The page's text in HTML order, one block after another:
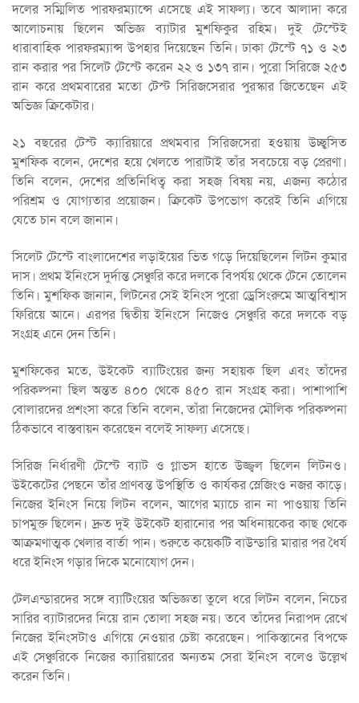
দলের সম্মিলিত পারফরম্যান্সে এসেছে এই সাফল্য। তবে আলাদা করে
আলোচনায় ছিলেন অভিজ্ঞ ব্যাটার মুশফিকুর রহিম। দুই টেস্টেই
ধারাবাহিক পারফরম্যান্স উপহার দিয়েছেন তিনি। ঢাকা টেস্টে ৭১ ও ২৩
রান করার পর সিলেট টেস্টে করেন ২২ ও ১৩৭ রান। পুরো সিরিজে ২৫৩
রান করে প্রথমবারের মতো টেস্ট সিরিজসেরার পুরস্কার জিতেছেন এই
অভিজ্ঞ ক্রিকেটার।
২১ বছরের টেস্ট ক্যারিয়ারে প্রথমবার সিরিজসেরা হওয়ায় উচ্ছ্বসিত
মুশফিক বলেন, দেশের হয়ে খেলতে পারাটাই তাঁর সবচেয়ে বড় প্রেরণা।
তিনি বলেন, দেশের প্রতিনিধিত্ব করা সহজ বিষয় নয়, এজন্য কঠোর
পরিশ্রম ও যোগ্যতার প্রয়োজন। ক্রিকেট উপভোগ করেই তিনি এগিয়ে
যেতে চান বলে জানান।
সিলেট টেস্টে বাংলাদেশের লড়াইয়ের ভিত গড়ে দিয়েছিলেন লিটন কুমার
দাস। প্রথম ইনিংসে দুর্দান্ত সেঞ্চুরি করে দলকে বিপর্যয় থেকে টেনে তোলেন
তিনি। মুশফিক জানান, লিটনের সেই ইনিংস পুরো ড্রেসিংরুমে আত্মবিশ্বাস
ফিরিয়ে আনে। এরপর দ্বিতীয় ইনিংসে নিজেও সেঞ্চুরি করে দলকে বড়
সংগ্রহ এনে দেন তিনি।
মুশফিকের মতে, উইকেট ব্যাটিংয়ের জন্য সহায়ক ছিল এবং তাঁদের
পরিকল্পনা ছিল অন্তত ৪০০ থেকে ৪৫০ রান সংগ্রহ করা। পাশাপাশি
বোলারদের প্রশংসা করে তিনি বলেন, তাঁরা নিজেদের মৌলিক পরিকল্পনা
ঠিকভাবে বাস্তবায়ন করেছেন বলেই সাফল্য এসেছে।
সিরিজ নির্ধারণী টেস্টে ব্যাট ও গ্লাভস হাতে উজ্জ্বল ছিলেন লিটনও।
উইকেটের পেছনে তাঁর প্রাণবন্ত উপস্থিতি ও কার্যকর স্লেজিংও নজর কাড়ে।
নিজের ইনিংস নিয়ে লিটন বলেন, আগের ম্যাচে রান না পাওয়ায় তিনি
চাপমুক্ত ছিলেন। দ্রুত দুই উইকেট হারানোর পর অধিনায়কের কাছ থেকে
আক্রমণাত্মক খেলার বার্তা পান। শুরুতে কয়েকটি বাউন্ডারি মারার পর ধৈর্য
ধরে ইনিংস গড়ার দিকে মনোযোগ দেন।
টেলএন্ডারদের সঙ্গে ব্যাটিংয়ের অভিজ্ঞতা তুলে ধরে লিটন বলেন, নিচের
সারির ব্যাটারদের নিয়ে রান তোলা সহজ নয়। তবে তাঁদের নিরাপদ রেখে
নিজের ইনিংসটাও এগিয়ে নেওয়ার চেষ্টা করেছেন। পাকিস্তানের বিপক্ষে
এই সেঞ্চুরিকে নিজের ক্যারিয়ারের অন্যতম সেরা ইনিংস বলেও উল্লেখ
করেন তিনি।